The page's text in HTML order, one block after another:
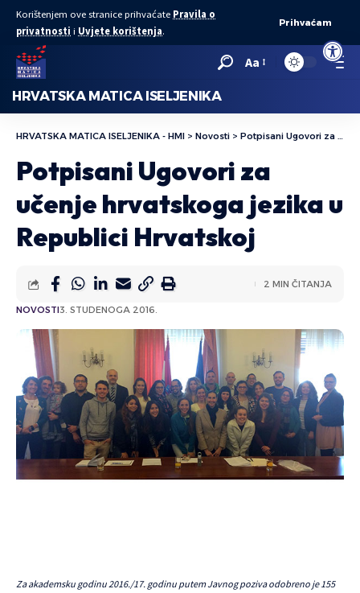
Open
Korištenjem ove stranice prihvaćate Pravila o
privatnosti i Uvjete korištenja.
Prihvaćam
Aa
HRVATSKA MATICA ISELJENIKA
HRVATSKA MATICA ISELJENIKA - HMI > Novosti > Potpisani Ugovori za učenje hrvatskoga jezika u Republici Hrvatskoj
Potpisani Ugovori za
učenje hrvatskoga jezika u
Republici Hrvatskoj
NOVOSTI3. STUDENOGA 2016.
2 MIN ČITANJA
Za akademsku godinu 2016./17. godinu putem Javnog poziva odobreno je 155